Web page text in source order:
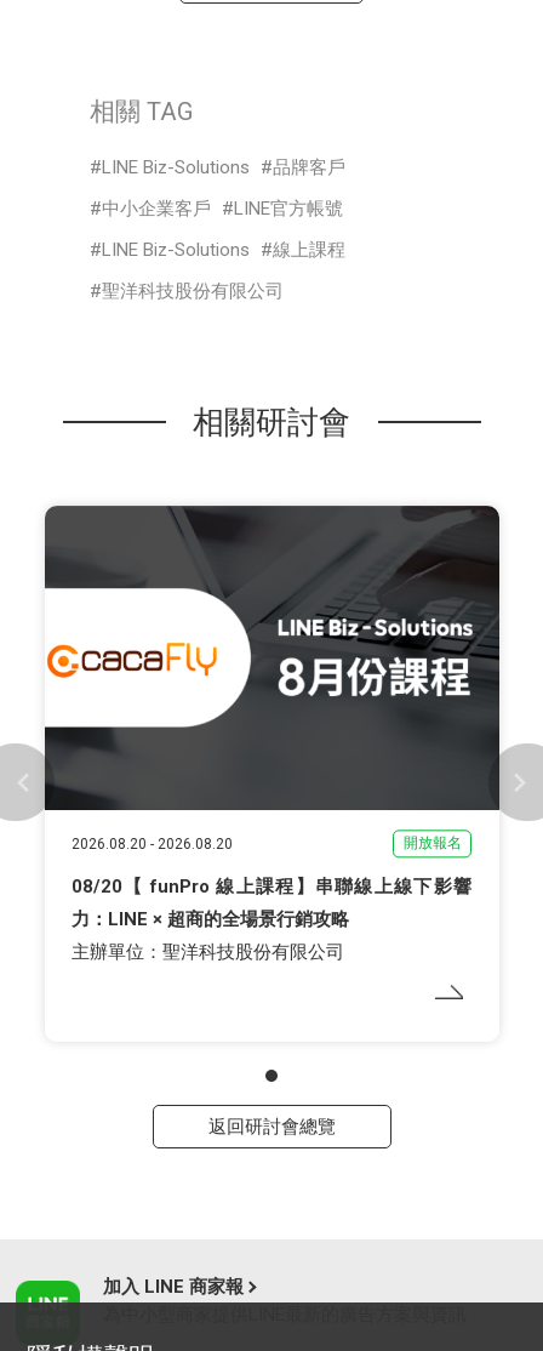
相關 TAG
LINE Biz-Solutions
品牌客戶
中小企業客戶
LINE官方帳號
LINE Biz-Solutions
線上課程
聖洋科技股份有限公司
相關研討會
2026.08.20 - 2026.08.20 開放報名
08/20【 funPro 線上課程】串聯線上線下影響
力：LINE × 超商的全場景行銷攻略
主辦單位：聖洋科技股份有限公司
返回研討會總覽
加入 LINE 商家報